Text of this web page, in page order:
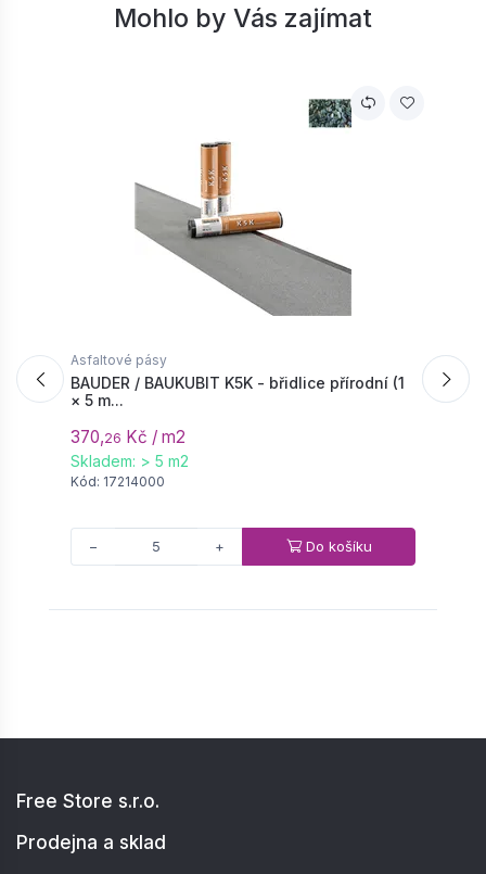
Mohlo by Vás zajímat
Asfaltové pásy
BAUDER / BAUKUBIT K5K - břidlice přírodní (1
× 5 m...
370,26 Kč / m2
Skladem: > 5 m2
Kód: 17214000
− + Do košíku
Free Store s.r.o.
Prodejna a sklad